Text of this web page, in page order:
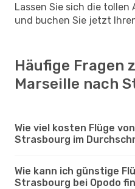
Lassen Sie sich die
und buchen Sie jetzt
Häufige Fragen
Marseille nach
Wie viel kosten Flüge
Strasbourg im
Wie kann ich günstige
Strasbourg bei Opodo